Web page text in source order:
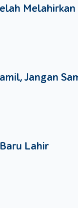
yang ia bayangkan
untuk memberi
Melahirkan
Jangan
Lahir